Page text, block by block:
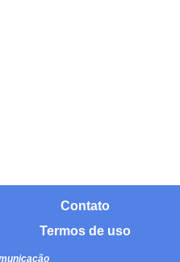
Contato
Termos de uso